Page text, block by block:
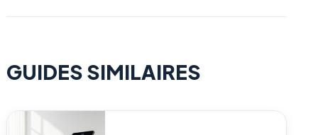
GUIDES SIMILAIRES